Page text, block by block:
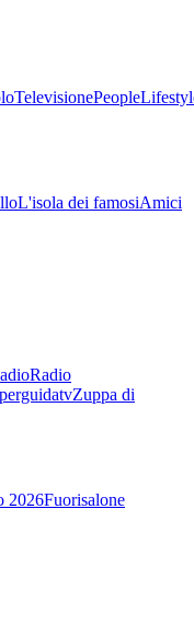
TelevisionePeople
L'isola dei famosiAmici
Radio
Zuppa di
2026Fuorisalone